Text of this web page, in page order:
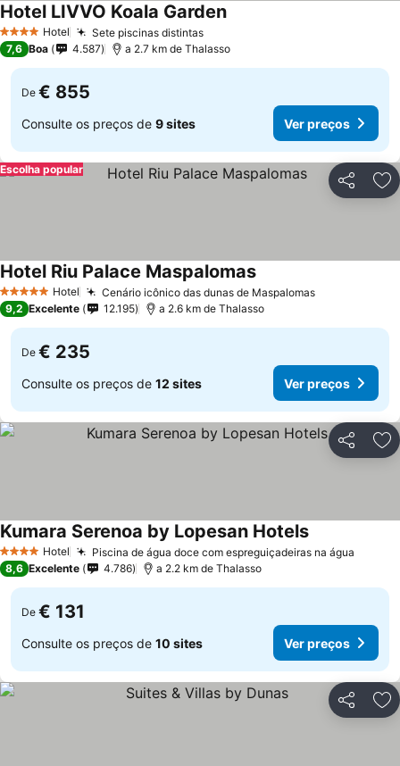
4 EstrelasHotel Sete piscinas distintas
Hotel LIVVO Koala Garden
7,6 Boa 4.587 a 2.7 km de Thalasso
De € 855
Consulte os preços de 9 sites Ver preços
Partilhar
Escolha popular
5 Estrelas Hotel Cenário icônico das dunas de Maspalomas
Hotel Riu Palace Maspalomas
9,2 Excelente 12.195 a 2.6 km de Thalasso
De € 235
Consulte os preços de 12 sites Ver preços
Partilhar
4 EstrelasHotel Piscina de água doce com espreguiçadeiras na água
Kumara Serenoa by Lopesan Hotels
8,6 Excelente 4.786 a 2.2 km de Thalasso
De € 131
Consulte os preços de 10 sites Ver preços
Partilhar